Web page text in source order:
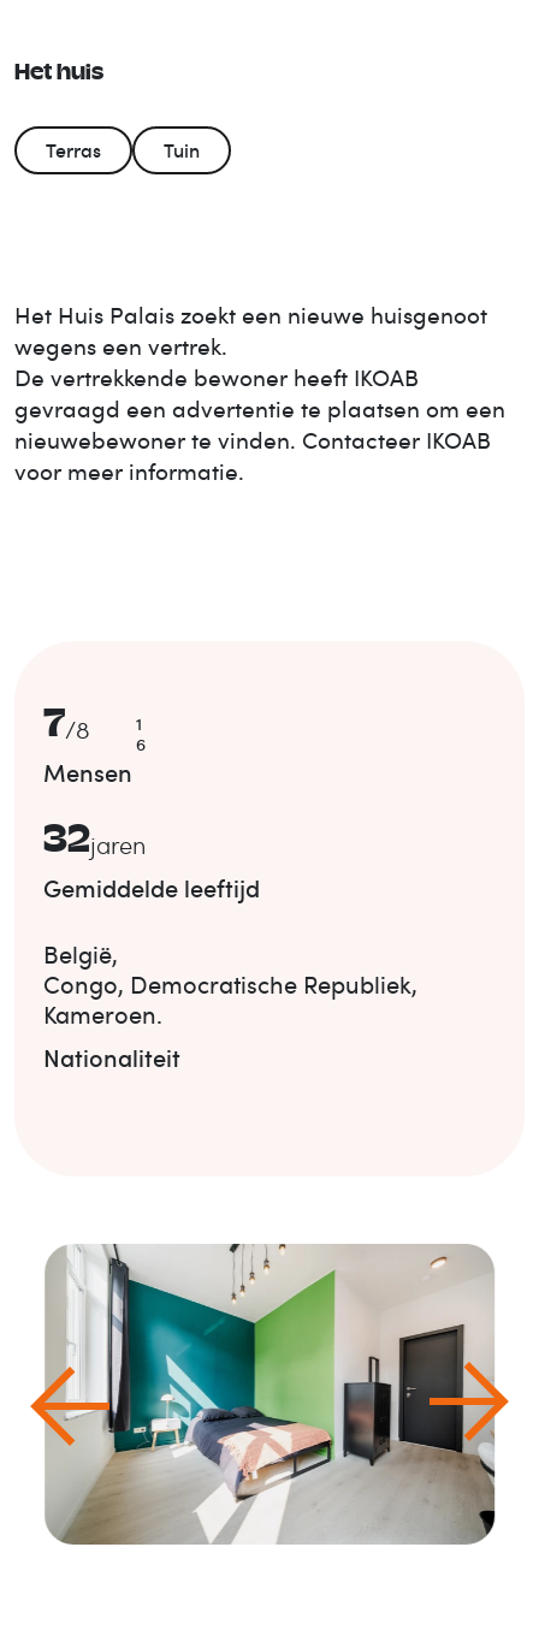
Het huis
Terras Tuin
Het Huis Palaiszoekt een nieuwe huisgenoot
wegens een vertrek.
De vertrekkende bewoner heeft IKOAB
gevraagd een advertentie te plaatsen om een
nieuwebewoner te vinden. Contacteer IKOAB
voor meer informatie.
7/8
1
6
Mensen
32jaren
Gemiddelde leeftijd
België,
Congo, Democratische Republiek,
Kameroen.
Nationaliteit